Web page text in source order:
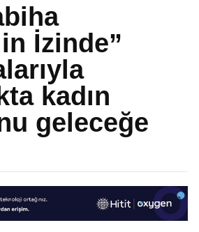
İzinde”
kadın
geleceğe